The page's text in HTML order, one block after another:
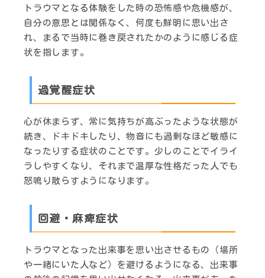
トラウマとなる体験をした時の恐怖感や危機感が、
自分の意思とは関係なく、何度も鮮明に思い出さ
れ、まるで当時に巻き戻されたかのように感じる症
状を指します。
過覚醒症状
心が休まらず、常に気持ちが高ぶったような状態が
続き、ドキドキしたり、物音にも過剰なほど敏感に
なったりする症状のことです。少しのことでイライ
ラしやすくなり、それまで温厚な性格だった人でも
怒鳴り散らすようになります。
回避・麻痺症状
トラウマとなった出来事を思い出させるもの（場所
や一緒にいた人など）を避けるようになる、出来事